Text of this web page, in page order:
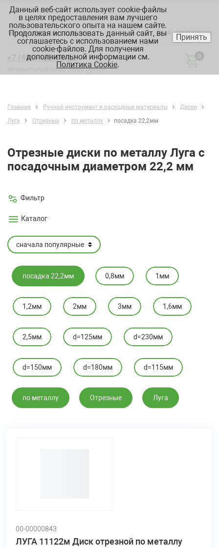
Вход Регистрация
Москва:склад, офис, график
+7 (495) 182-88-22
Минимальный заказ 10000 рублей
0
Главная Ручной инструмент и расходные материалы
Диски
Луга
Отрезные по металлу посадка 22,2мм
Отрезные диски по металлу Луга с
посадочным диаметром 22,2 мм
Фильтр
Каталог
посадка 22,2мм 0,8мм 1мм
1,2мм 2мм 3мм 1,6мм
2,5мм d=125мм d=230мм
d=150мм d=180мм d=115мм
по металлу Отрезные Луга
00-00000843
ЛУГА 11122м Диск отрезной по металлу
Данный веб-сайт использует cookie-файлы
в целях предоставления вам лучшего
пользовательского опыта на нашем сайте.
Продолжая использовать данный сайт, вы
соглашаетесь с использованием нами
cookie-файлов. Для получения
дополнительной информации см.
Политика Cookie.
Принять